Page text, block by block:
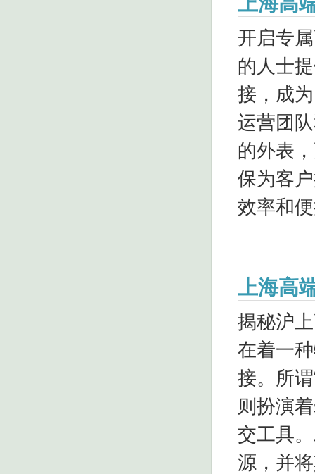
开启专
的人士
接，成
运营团
的外表
保为客
效率和
上海高
揭秘沪
在着一
接。所
则扮演
交工具
源，并